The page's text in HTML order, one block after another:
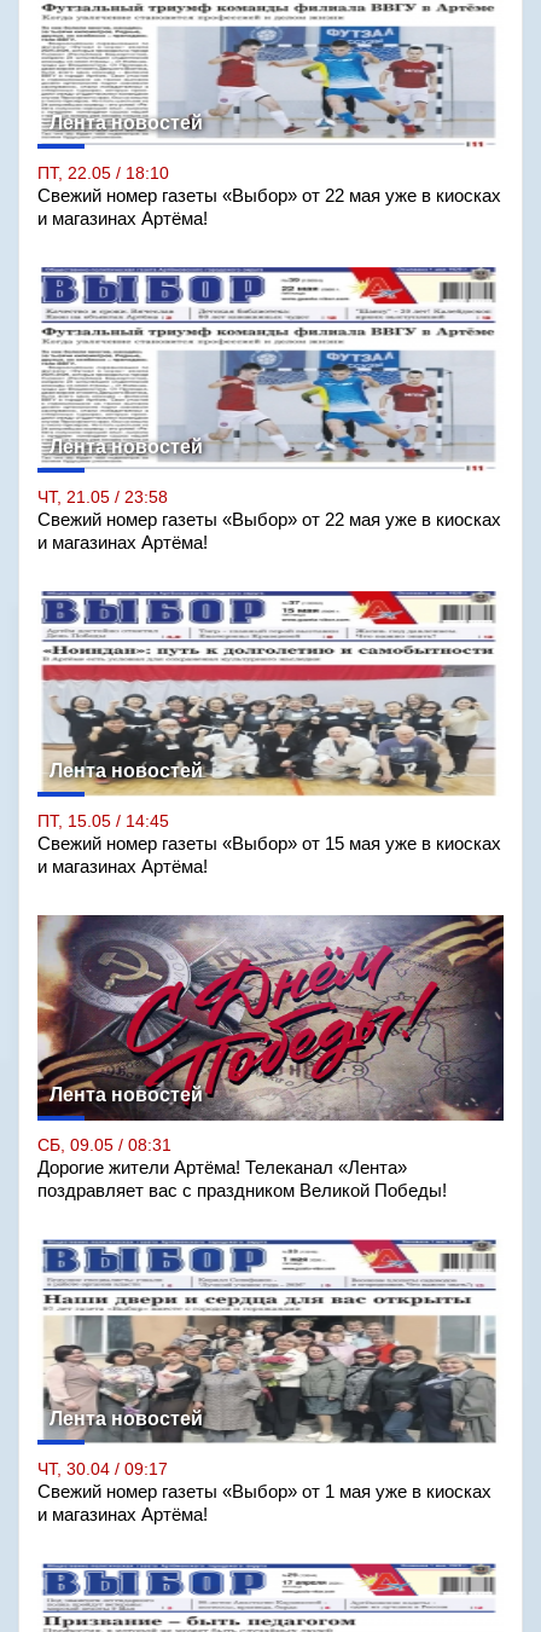
Лента новостей
ПТ, 22.05 / 18:10
Свежий номер газеты «Выбор» от 22 мая уже в киосках
и магазинах Артёма!
Лента новостей
ЧТ, 21.05 / 23:58
Свежий номер газеты «Выбор» от 22 мая уже в киосках
и магазинах Артёма!
Лента новостей
ПТ, 15.05 / 14:45
Свежий номер газеты «Выбор» от 15 мая уже в киосках
и магазинах Артёма!
Лента новостей
СБ, 09.05 / 08:31
Дорогие жители Артёма! Телеканал «Лента»
поздравляет вас с праздником Великой Победы!
Лента новостей
ЧТ, 30.04 / 09:17
Свежий номер газеты «Выбор» от 1 мая уже в киосках
и магазинах Артёма!